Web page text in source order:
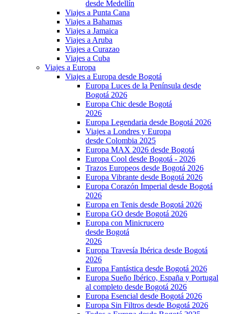
desde Medellín
Viajes a Punta Cana
Viajes a Bahamas
Viajes a Jamaica
Viajes a Aruba
Viajes a Curazao
Viajes a Cuba
Viajes a Europa
Viajes a Europa desde Bogotá
Europa Luces de la Península desde
Bogotá 2026
Europa Chic desde Bogotá
2026
Europa Legendaria desde Bogotá 2026
Viajes a Londres y Europa
desde Colombia 2025
Europa MAX 2026 desde Bogotá
Europa Cool desde Bogotá - 2026
Trazos Europeos desde Bogotá 2026
Europa Vibrante desde Bogotá 2026
Europa Corazón Imperial desde Bogotá
2026
Europa en Tenis desde Bogotá 2026
Europa GO desde Bogotá 2026
Europa con Minicrucero
desde Bogotá
2026
Europa Travesía Ibérica desde Bogotá
2026
Europa Fantástica desde Bogotá 2026
Europa Sueño Ibérico, España y Portugal
al completo desde Bogotá 2026
Europa Esencial desde Bogotá 2026
Europa Sin Filtros desde Bogotá 2026